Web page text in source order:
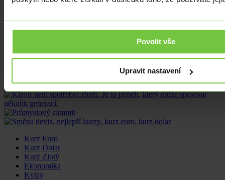
Povolit vše
Upravit nastavení
1,0840 EURUSD pod hladinu 1,0800 EURUSD, na páru s českou
Kurz Euro
Kurz Dolar
Kurz Zlotý
Ekonomika
Kvízy